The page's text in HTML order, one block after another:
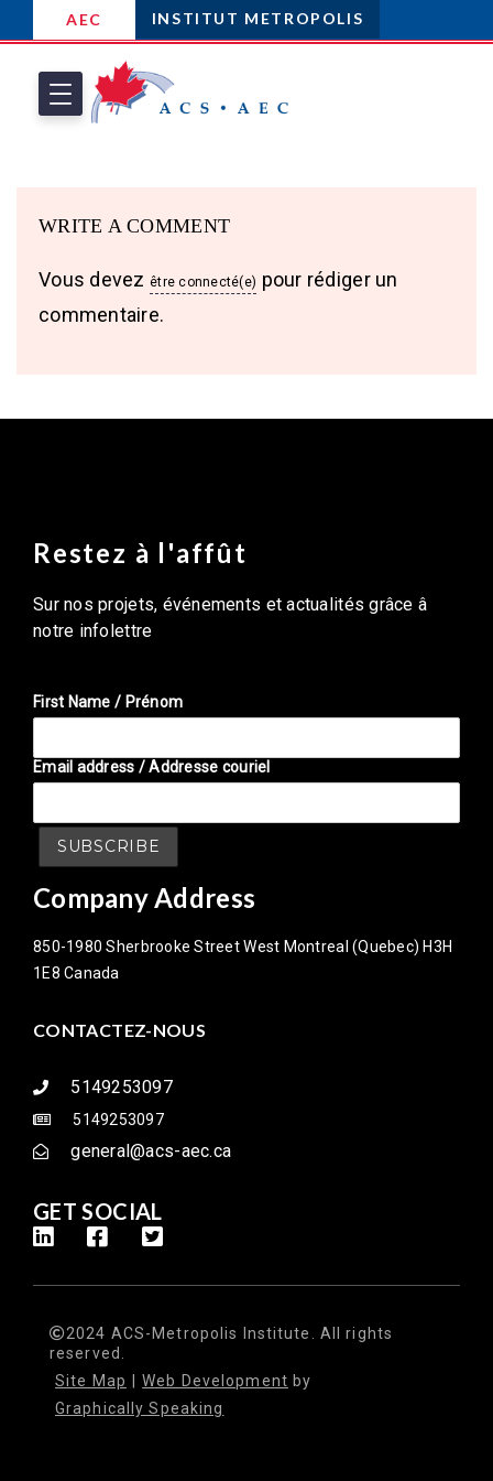
AEC INSTITUT METROPOLIS
WRITE A COMMENT
Vous devez être connecté(e) pour rédiger un
commentaire.
Restez à l'affût
Sur nos projets, événements et actualités grâce â
notre infolettre
First Name / Prénom
Email address / Addresse couriel
Company Address
850-1980 Sherbrooke Street West Montreal (Quebec) H3H
1E8 Canada
CONTACTEZ-NOUS
5149253097
5149253097
general@acs-aec.ca
GET SOCIAL
2024 ACS-Metropolis Institute. All rights
reserved.
Site Map
Web Development by
Graphically Speaking